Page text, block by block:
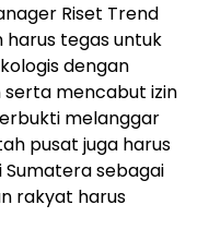
Riset Trend
tegas untuk
dengan
serta mencabut izin
melanggar
pusat juga harus
sebagai
rakyat harus